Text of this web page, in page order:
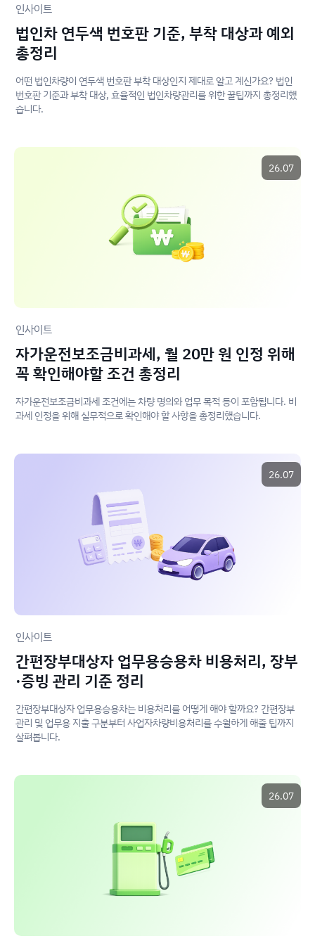
인사이트
법인차 연두색 번호판 기준, 부착 대상과 예외
총정리
어떤 법인차량이 연두색 번호판 부착 대상인지 제대로 알고 계신가요? 법인
번호판 기준과 부착 대상, 효율적인 법인차량관리를 위한 꿀팁까지 총정리했
습니다.
26.07
인사이트
자가운전보조금비과세, 월 20만 원 인정 위해
꼭 확인해야할 조건 총정리
자가운전보조금비과세 조건에는 차량 명의와 업무 목적 등이 포함됩니다. 비
과세 인정을 위해 실무적으로 확인해야 할 사항을 총정리했습니다.
26.07
인사이트
간편장부대상자 업무용승용차 비용처리, 장부
·증빙 관리 기준 정리
간편장부대상자 업무용승용차는 비용처리를 어떻게 해야 할까요? 간편장부
관리 및 업무용 지출 구분부터 사업자차량비용처리를 수월하게 해줄 팁까지
살펴봅니다.
26.07